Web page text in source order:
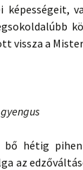
vissza a
gyengus
hétig
az